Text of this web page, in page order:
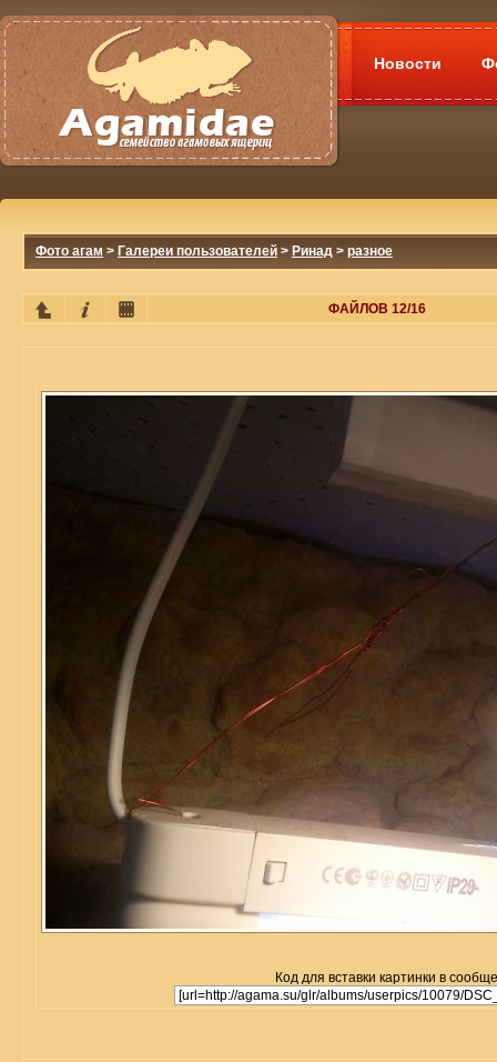
Новости
Фото агам > Галереи пользователей > Ринад > разное
ФАЙЛОВ 12/16
Код для вставки картинки в